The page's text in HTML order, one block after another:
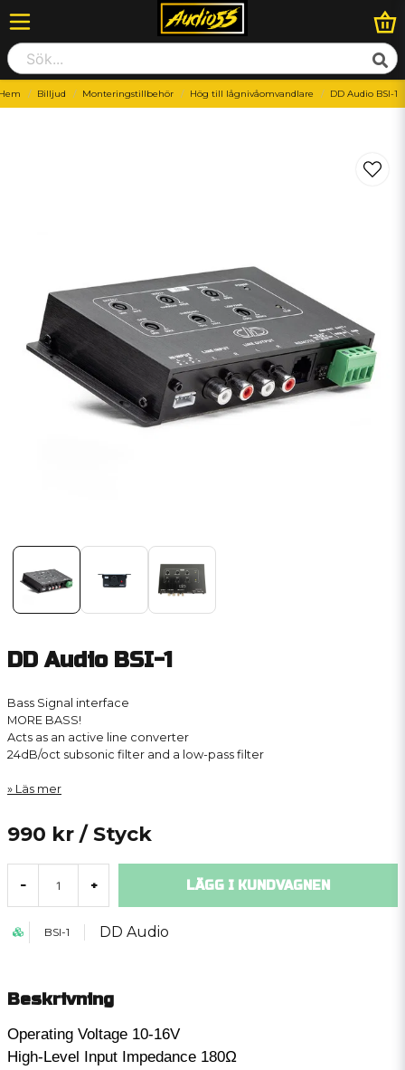
Billjud Monteringstillbehör Hög till lågnivåomvandlare DD Audio BSI-1
DD Audio BSI-1
Bass Signal interface
MORE BASS!
Acts as an active line converter
24dB/oct subsonic filter and a low-pass filter
Läs mer
990 kr / Styck
- + LÄGG I KUNDVAGNEN
BSI-1 DD Audio
Beskrivning
Operating Voltage 10-16V
High-Level Input Impedance 180Ω